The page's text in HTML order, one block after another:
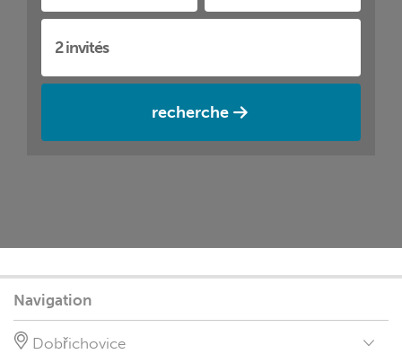
recherche
Navigation
Dobřichovice